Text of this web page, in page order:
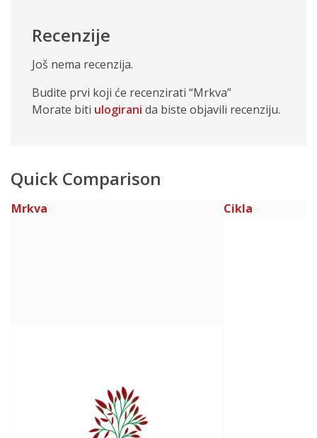
Recenzije
Još nema recenzija.
Budite prvi koji će recenzirati “Mrkva”
Morate biti ulogirani da biste objavili recenziju.
Quick Comparison
Mrkva Cikla